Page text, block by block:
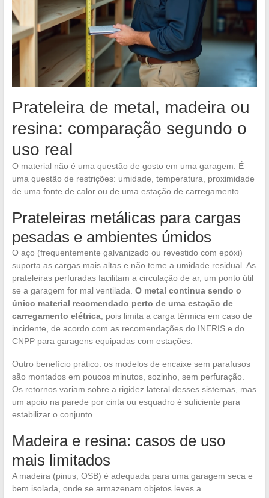
Prateleira de metal, madeira ou
resina: comparação segundo o
uso real
O material não é uma questão de gosto em uma garagem. É
uma questão de restrições: umidade, temperatura, proximidade
de uma fonte de calor ou de uma estação de carregamento.
Prateleiras metálicas para cargas
pesadas e ambientes úmidos
O aço (frequentemente galvanizado ou revestido com epóxi)
suporta as cargas mais altas e não teme a umidade residual. As
prateleiras perfuradas facilitam a circulação de ar, um ponto útil
se a garagem for mal ventilada. O metal continua sendo o
único material recomendado perto de uma estação de
carregamento elétrica, pois limita a carga térmica em caso de
incidente, de acordo com as recomendações do INERIS e do
CNPP para garagens equipadas com estações.
Outro benefício prático: os modelos de encaixe sem parafusos
são montados em poucos minutos, sozinho, sem perfuração.
Os retornos variam sobre a rigidez lateral desses sistemas, mas
um apoio na parede por cinta ou esquadro é suficiente para
estabilizar o conjunto.
Madeira e resina: casos de uso
mais limitados
A madeira (pinus, OSB) é adequada para uma garagem seca e
bem isolada, onde se armazenam objetos leves a